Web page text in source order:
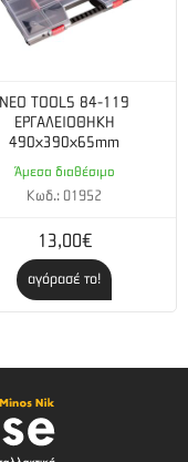
NEO TOOLS 84-119
ΕΡΓΑΛΕΙΟΘΗΚΗ
490x390x65mm
Άμεσα διαθέσιμο
Κωδ.: 01952
13,00€
αγόρασέ το!